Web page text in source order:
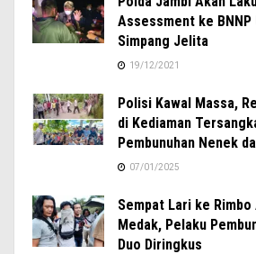
Assessment ke BNNP
Simpang Jelita
19/12/2021
Polisi Kawal Massa,
di Kediaman
Pembunuhan Nenek
07/01/2025
Sempat Lari ke
Medak, Pelaku
Duo Diringkus